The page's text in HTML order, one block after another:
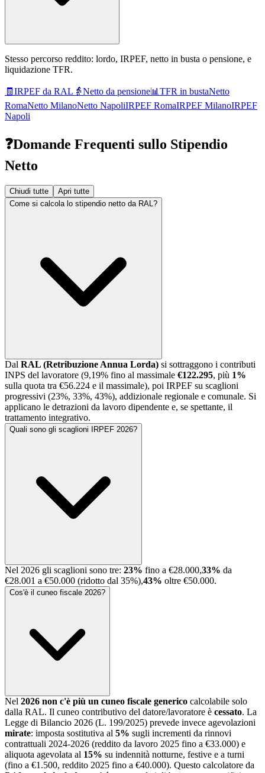
Stesso percorso reddito: lordo, IRPEF, netto in busta o pensione, e
liquidazione TFR.
🧾 IRPEF da RAL 👵Netto da pensione📊 TFR in bustaNetto
RomaNetto MilanoNetto NapoliIRPEF RomaIRPEF MilanoIRPEF
Napoli
❓Domande Frequenti sullo Stipendio
Netto
Chiudi tutte
Apri tutte
Come si calcola lo stipendio netto da RAL?
Dal RAL (Retribuzione Annua Lorda) si sottraggono i contributi
INPS del lavoratore (9,19% fino al massimale €122.295, più 1%
sulla quota tra €56.224 e il massimale), poi IRPEF su scaglioni
progressivi (23%, 33%, 43%), addizionale regionale e comunale. Si
applicano le detrazioni da lavoro dipendente e, se spettante, il
trattamento integrativo.
Quali sono gli scaglioni IRPEF 2026?
Nel 2026 gli scaglioni sono tre: 23% fino a €28.000,33% da
€28.001 a €50.000 (ridotto dal 35%),43% oltre €50.000.
Cos'è il cuneo fiscale 2026?
Nel 2026 non c'è più un cuneo fiscale generico calcolabile solo
dalla RAL. Il cuneo contributivo del datore/lavoratore è cessato. La
Legge di Bilancio 2026 (L. 199/2025) prevede invece agevolazioni
mirate: imposta sostitutiva al 5% sugli incrementi da rinnovi
contrattuali 2024-2026 (reddito da lavoro 2025 fino a €33.000) e
aliquota agevolata al 15% su indennità notturne, festive e a turni
(fino a €1.500, reddito 2025 fino a €40.000). Questo calcolatore da